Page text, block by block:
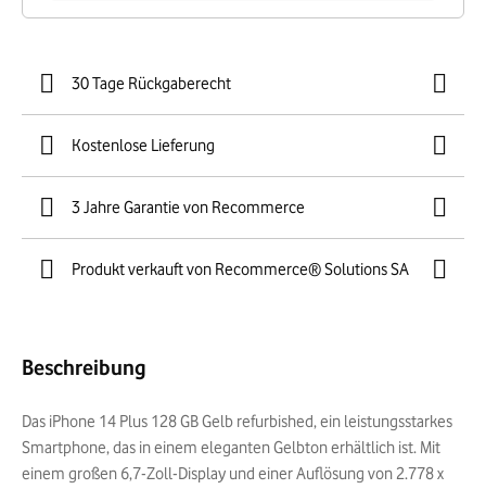
30 Tage Rückgaberecht
Kostenlose Lieferung
3 Jahre Garantie von Recommerce
Produkt verkauft von Recommerce® Solutions SA
Beschreibung
Das iPhone 14 Plus 128 GB Gelb refurbished, ein leistungsstarkes
Smartphone, das in einem eleganten Gelbton erhältlich ist. Mit
einem großen 6,7-Zoll-Display und einer Auflösung von 2.778 x